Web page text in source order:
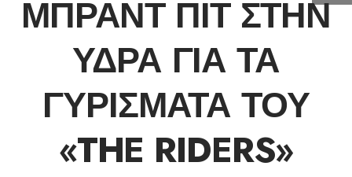
ΜΠΡΑΝΤ ΠΙΤ ΣΤΗΝ
ΎΔΡΑ ΓΙΑ ΤΑ
ΓΥΡΊΣΜΑΤΑ ΤΟΥ
«THE RIDERS»